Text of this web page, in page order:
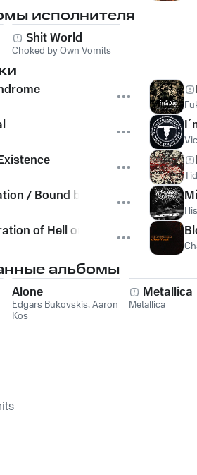
исполнителя
Shit World
Choked by Own Vomits
/ Bound by the Inverted Cross
of Hell on Earth
альбомы
Alone
Edgars Bukovskis,Aaron
Kos
Metallica
Metallica